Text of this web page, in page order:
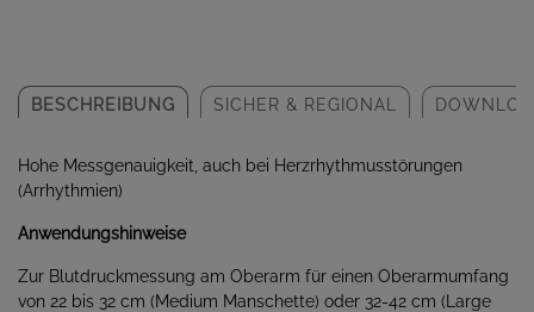
BESCHREIBUNG SICHER & REGIONAL
Hohe Messgenauigkeit, auch bei Herzrhythmusstörungen
(Arrhythmien)
Anwendungshinweise
Zur Blutdruckmessung am Oberarm für einen Oberarmumfang
von 22 bis 32 cm (Medium Manschette) oder 32-42 cm (Large